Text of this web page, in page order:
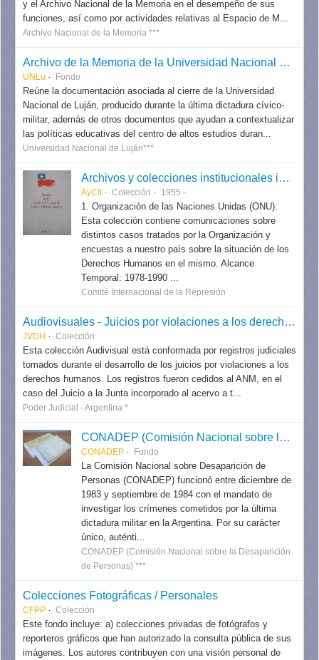
y el Archivo Nacional de la Memoria en el desempeño de sus
funciones, así como por actividades relativas al Espacio de M...
Archivo Nacional de la Memoria ***
Archivo de la Memoria de la Universidad Nacional de Luján (UNLu)
UNLu Fondo
Reúne la documentación asociada al cierre de la Universidad
Nacional de Luján, producido durante la última dictadura cívico-
militar, además de otros documentos que ayudan a contextualizar
las políticas educativas del centro de altos estudios duran...
Universidad Nacional de Luján***
Archivos y colecciones institucionales internacionales
AyCII Colección 1955 -
1. Organización de las Naciones Unidas (ONU):
Esta colección contiene comunicaciones sobre
distintos casos tratados por la Organización y
encuestas a nuestro país sobre la situación de los
Derechos Humanos en el mismo. Alcance
Temporal: 1978-1990 ...
Comité Internacional de la Represión
Audiovisuales - Juicios por violaciones a los derechos humanos
JVDH Colección
Esta colección Audivisual está conformada por registros judiciales
tomados durante el desarrollo de los juicios por violaciones a los
derechos humanos. Los registros fueron cedidos al ANM, en el
caso del Juicio a la Junta incorporado al acervo a t...
Poder Judicial - Argentina *
CONADEP (Comisión Nacional sobre la Desaparición de Personas)
CONADEP Fondo
La Comisión Nacional sobre Desaparición de
Personas (CONADEP) funcionó entre diciembre de
1983 y septiembre de 1984 con el mandato de
investigar los crímenes cometidos por la última
dictadura militar en la Argentina. Por su carácter
único, auténti...
CONADEP (Comisión Nacional sobre la Desaparición
de Personas) ***
Colecciones Fotográficas / Personales
CFPP Colección
Este fondo incluye: a) colecciones privadas de fotógrafos y
reporteros gráficos que han autorizado la consulta pública de sus
imágenes. Los autores contribuyen con una visión personal de